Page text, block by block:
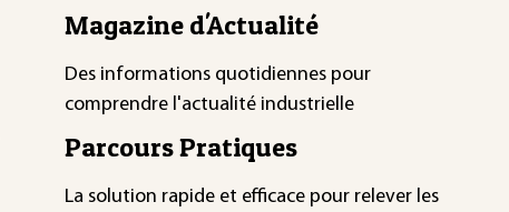
Magazine d'Actualité
Des informations quotidiennes pour
comprendre l'actualité industrielle
Parcours Pratiques
La solution rapide et efficace pour relever les